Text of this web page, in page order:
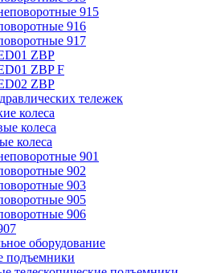
915
916
917
ZBP
ZBP F
ZBP
тележек
колеса
колеса
колеса
901
902
903
905
906
оборудование
подъемники